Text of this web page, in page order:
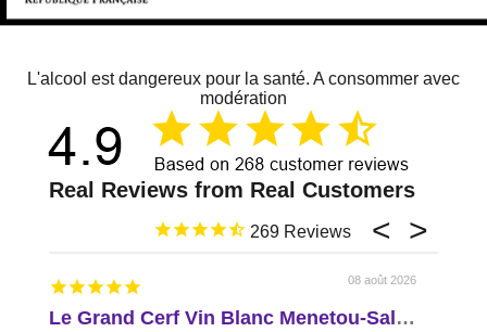
L'alcool est dangereux pour la santé. A consommer avec
modération
269
08 août 2026
Le Grand Cerf Vin Blanc Menetou-Salon AOP Val de Loire